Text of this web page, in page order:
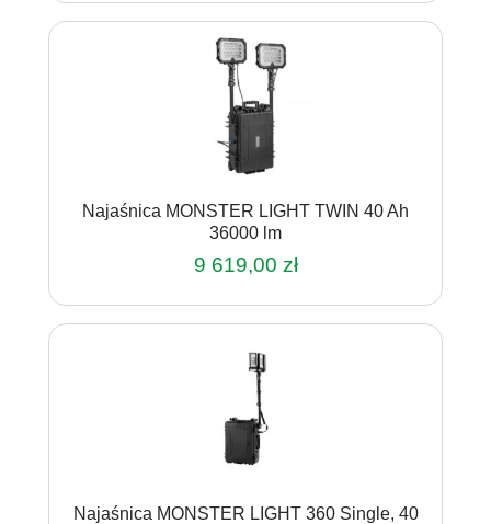
Najaśnica MONSTER LIGHT TWIN 40 Ah
36000 lm
9 619,00 zł
Najaśnica MONSTER LIGHT 360 Single, 40